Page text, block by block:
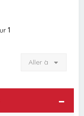
1
Aller à